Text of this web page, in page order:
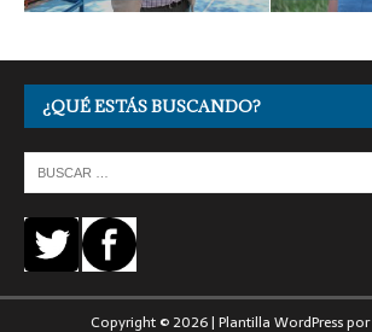
¿QUÉ ESTÁS BUSCANDO?
Copyright © 2026 | Plantilla WordPress por